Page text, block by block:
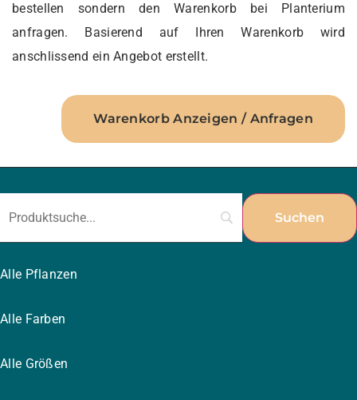
bestellen sondern den Warenkorb bei Planterium
anfragen. Basierend auf Ihren Warenkorb wird
anschlissend ein Angebot erstellt.
Warenkorb Anzeigen / Anfragen
Alle Pflanzen
Alle Farben
Alle Größen